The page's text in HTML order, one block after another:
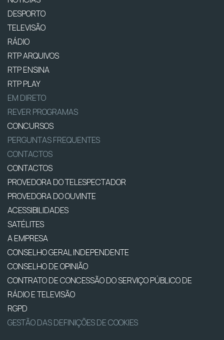
DESPORTO
TELEVISÃO
RÁDIO
RTP ARQUIVOS
RTP ENSINA
RTP PLAY
EM DIRETO
REVER PROGRAMAS
CONCURSOS
PERGUNTAS FREQUENTES
CONTACTOS
CONTACTOS
PROVEDORA DO TELESPECTADOR
PROVEDORA DO OUVINTE
ACESSIBILIDADES
SATÉLITES
A EMPRESA
CONSELHO GERAL INDEPENDENTE
CONSELHO DE OPINIÃO
CONTRATO DE CONCESSÃO DO SERVIÇO PÚBLICO DE
RÁDIO E TELEVISÃO
RGPD
GESTÃO DAS DEFINIÇÕES DE COOKIES